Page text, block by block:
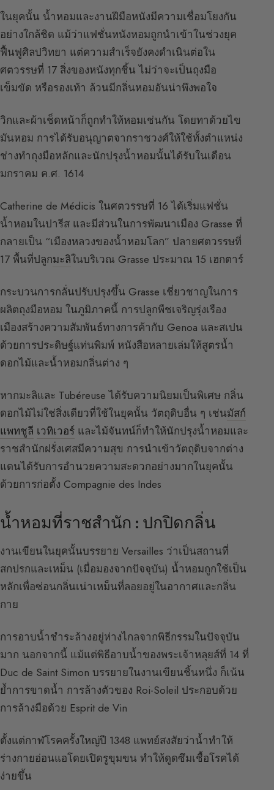
ในยุคนั้น น้ำหอมและงานฝีมือหนังมีความเชื่อมโยงกัน
อย่างใกล้ชิด แม้ว่าแฟชั่นหนังหอมถูกนำเข้าในช่วงยุค
ฟื้นฟูศิลปวิทยา แต่ความสำเร็จยังคงดำเนินต่อใน
ศตวรรษที่ 17 สิ่งของหนังทุกชิ้น ไม่ว่าจะเป็นถุงมือ
เข็มขัด หรือรองเท้า ล้วนมีกลิ่นหอมอันน่าพึงพอใจ
วิกและผ้าเช็ดหน้าก็ถูกทำให้หอมเช่นกัน โดยทาด้วยไข
มันหอม การได้รับอนุญาตจากราชวงศ์ให้ใช้ทั้งตำแหน่ง
ช่างทำถุงมือหลักและนักปรุงน้ำหอมนั้นได้รับในเดือน
มกราคม ค.ศ. 1614
Catherine de Médicis ในศตวรรษที่ 16 ได้เริ่มแฟชั่น
น้ำหอมในปารีส และมีส่วนในการพัฒนาเมือง Grasse ที่
กลายเป็น “เมืองหลวงของน้ำหอมโลก” ปลายศตวรรษที่
17 พื้นที่ปลูกมะลิในบริเวณ Grasse ประมาณ 15 เฮกตาร์
กระบวนการกลั่นปรับปรุงขึ้น Grasse เชี่ยวชาญในการ
ผลิตถุงมือหอม ในภูมิภาคนี้ การปลูกพืชเจริญรุ่งเรือง
เมืองสร้างความสัมพันธ์ทางการค้ากับ Genoa และสเปน
ด้วยการประดิษฐ์แท่นพิมพ์ หนังสือหลายเล่มให้สูตรน้ำ
ดอกไม้และน้ำหอมกลิ่นต่าง ๆ
หากมะลิและ Tubéreuse ได้รับความนิยมเป็นพิเศษ กลิ่น
ดอกไม้ไม่ใช่สิ่งเดียวที่ใช้ในยุคนั้น วัตถุดิบอื่น ๆ เช่นมัสก์
แพทชูลี เวทิเวอร์ และไม้จันทน์ก็ทำให้นักปรุงน้ำหอมและ
ราชสำนักฝรั่งเศสมีความสุข การนำเข้าวัตถุดิบจากต่าง
แดนได้รับการอำนวยความสะดวกอย่างมากในยุคนั้น
ด้วยการก่อตั้ง Compagnie des Indes
น้ำหอมที่ราชสำนัก : ปกปิดกลิ่น
งานเขียนในยุคนั้นบรรยาย Versailles ว่าเป็นสถานที่
สกปรกและเหม็น (เมื่อมองจากปัจจุบัน) น้ำหอมถูกใช้เป็น
หลักเพื่อซ่อนกลิ่นเน่าเหม็นที่ลอยอยู่ในอากาศและกลิ่น
กาย
การอาบน้ำชำระล้างอยู่ห่างไกลจากพิธีกรรมในปัจจุบัน
มาก นอกจากนี้ แม้แต่พิธีอาบน้ำของพระเจ้าหลุยส์ที่ 14 ที่
Duc de Saint Simon บรรยายในงานเขียนชิ้นหนึ่ง ก็เน้น
ย้ำการขาดน้ำ การล้างตัวของ Roi-Soleil ประกอบด้วย
การล้างมือด้วย Esprit de Vin
ตั้งแต่กาฬโรคครั้งใหญ่ปี 1348 แพทย์สงสัยว่าน้ำทำให้
ร่างกายอ่อนแอโดยเปิดรูขุมขน ทำให้ดูดซึมเชื้อโรคได้
ง่ายขึ้น